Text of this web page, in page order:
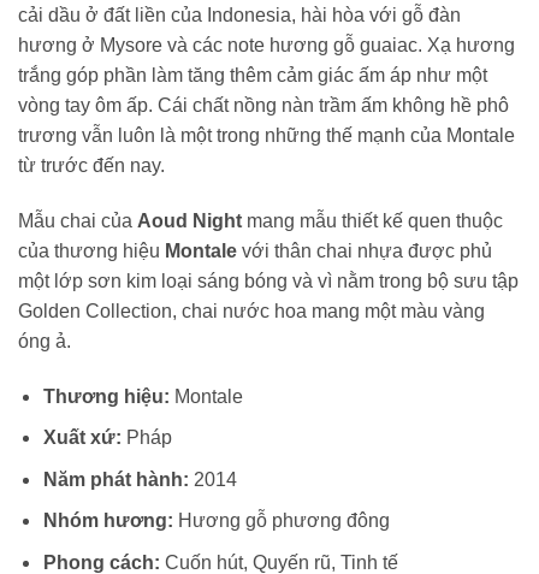
cải dầu ở đất liền của Indonesia, hài hòa với gỗ đàn
hương ở Mysore và các note hương gỗ guaiac. Xạ hương
trắng góp phần làm tăng thêm cảm giác ấm áp như một
vòng tay ôm ấp. Cái chất nồng nàn trầm ấm không hề phô
trương vẫn luôn là một trong những thế mạnh của Montale
từ trước đến nay.
Mẫu chai của Aoud Night mang mẫu thiết kế quen thuộc
của thương hiệu Montale với thân chai nhựa được phủ
một lớp sơn kim loại sáng bóng và vì nằm trong bộ sưu tập
Golden Collection, chai nước hoa mang một màu vàng
óng ả.
Thương hiệu: Montale
Xuất xứ: Pháp
Năm phát hành: 2014
Nhóm hương: Hương gỗ phương đông
Phong cách: Cuốn hút, Quyến rũ, Tinh tế